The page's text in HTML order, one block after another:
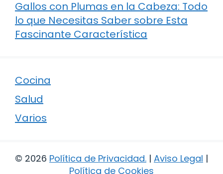
Gallos con Plumas en la Cabeza: Todo
lo que Necesitas Saber sobre Esta
Fascinante Característica
Cocina
Salud
Varios
© 2026 Política de Privacidad. | Aviso Legal |
Política de Cookies